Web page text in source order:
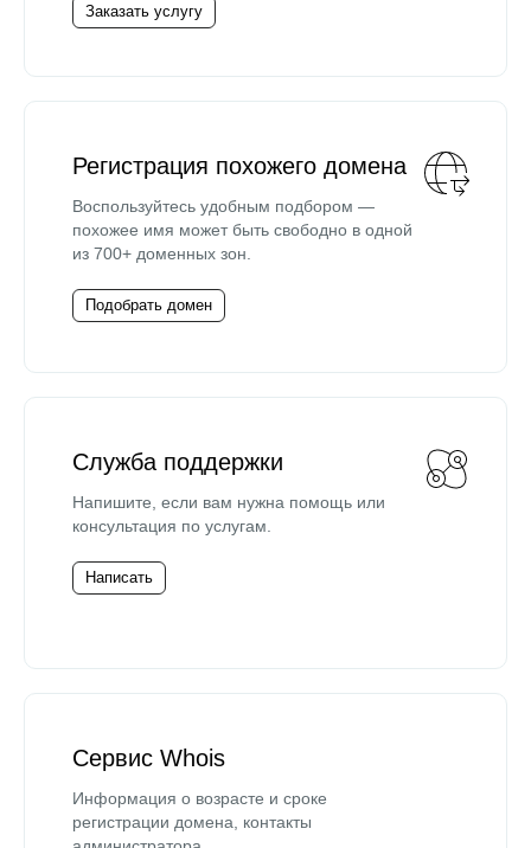
Заказать услугу
Регистрация похожего домена
Воспользуйтесь удобным подбором —
похожее имя может быть свободно в одной
из 700+ доменных зон.
Подобрать домен
Служба поддержки
Напишите, если вам нужна помощь или
консультация по услугам.
Написать
Сервис Whois
Информация о возрасте и сроке
регистрации домена, контакты